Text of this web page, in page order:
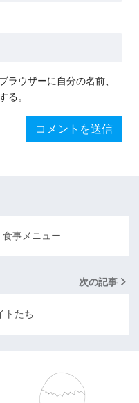
ラウザーに自分の名前、
る。
事メニュー
次の記事
トたち